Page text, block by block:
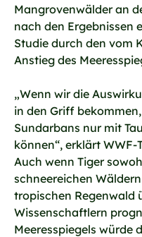
Mangrovenwälder an
nach den Ergebnissen
Studie durch den vom
Anstieg des
„Wenn wir die
in den Griff
Sundarbans nur mit
können“, erklärt WWF-
Auch wenn Tiger
schneereichen
tropischen Regenwald
Wissenschaftlern
Meeresspiegels würde